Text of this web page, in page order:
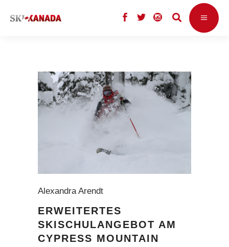
Alexandra Arendt
ERWEITERTES
SKISCHULANGEBOT AM
CYPRESS MOUNTAIN